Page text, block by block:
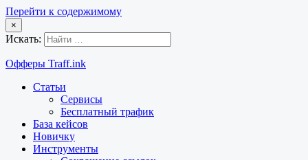
Перейти к содержимому
×
Искать:
Офферы Traff.ink
Статьи
Сервисы
Бесплатный трафик
База кейсов
Новичку
Инструменты